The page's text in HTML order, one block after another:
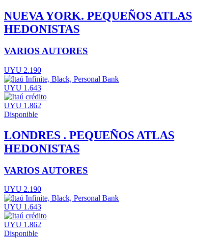
NUEVA YORK. PEQUEÑOS ATLAS
HEDONISTAS
VARIOS AUTORES
UYU 2.190
UYU 1.643
UYU 1.862
Disponible
LONDRES . PEQUEÑOS ATLAS
HEDONISTAS
VARIOS AUTORES
UYU 2.190
UYU 1.643
UYU 1.862
Disponible